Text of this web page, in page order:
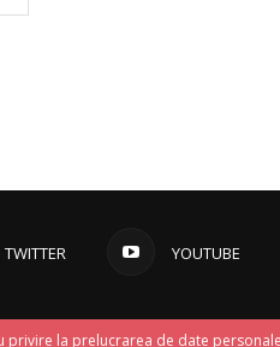
TWITTER YOUTUBE
privire la prelucrarea de date